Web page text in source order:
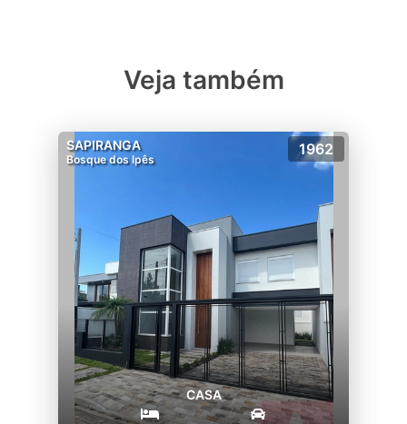
Veja também
SAPIRANGA
Bosque dos Ipês
1962
CASA